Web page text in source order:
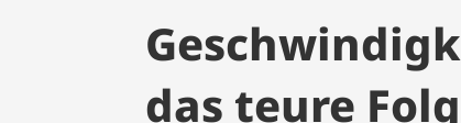
das teure